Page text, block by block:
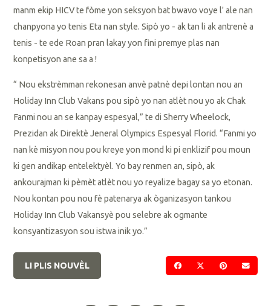
manm ekip HICV te fòme yon seksyon bat bwavo voye l' ale nan
chanpyona yo tenis Eta nan style. Sipò yo - ak tan li ak antrenè a
tenis - te ede Roan pran lakay yon fini premye plas nan
konpetisyon ane sa a !
“ Nou ekstrèmman rekonesan anvè patnè depi lontan nou an
Holiday Inn Club Vakans pou sipò yo nan atlèt nou yo ak Chak
Fanmi nou an se kanpay espesyal,” te di Sherry Wheelock,
Prezidan ak Direktè Jeneral Olympics Espesyal Florid. “Fanmi yo
nan kè misyon nou pou kreye yon mond ki pi enklizif pou moun
ki gen andikap entelektyèl. Yo bay renmen an, sipò, ak
ankourajman ki pèmèt atlèt nou yo reyalize bagay sa yo etonan.
Nou kontan pou nou fè patenarya ak òganizasyon tankou
Holiday Inn Club Vakansyè pou selebre ak ogmante
konsyantizasyon sou istwa inik yo.”
PATAJE SOUPATAJE SOU
PATAJE
LI PLIS NOUVÈL